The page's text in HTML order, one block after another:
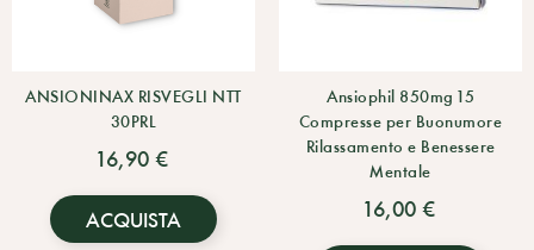
ANSIONINAX RISVEGLI NTT
30PRL
16,90 €
ACQUISTA
Ansiophil 850mg 15
Compresse per Buonumore
Rilassamento e Benessere
Mentale
16,00 €